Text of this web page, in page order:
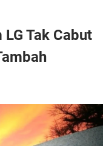
Tak Cabut